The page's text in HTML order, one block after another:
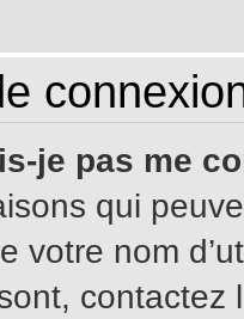
je pas me
qui
votre nom